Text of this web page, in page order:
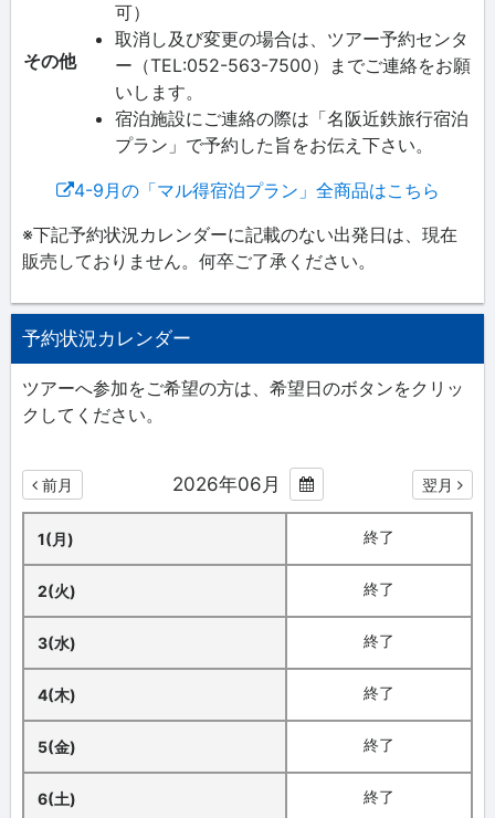
その他
可）
取消し及び変更の場合は、ツアー予約センタ
ー（TEL:052-563-7500）までご連絡をお願
いします。
宿泊施設にご連絡の際は「名阪近鉄旅行宿泊
プラン」で予約した旨をお伝え下さい。
4-9月の「マル得宿泊プラン」全商品はこちら
※下記予約状況カレンダーに記載のない出発日は、現在
販売しておりません。何卒ご了承ください。
予約状況カレンダー
ツアーへ参加をご希望の方は、希望日のボタンをクリッ
クしてください。
前月 2026年06月 翌月
1(月) 終了
2(火) 終了
3(水) 終了
4(木) 終了
5(金) 終了
6(土) 終了